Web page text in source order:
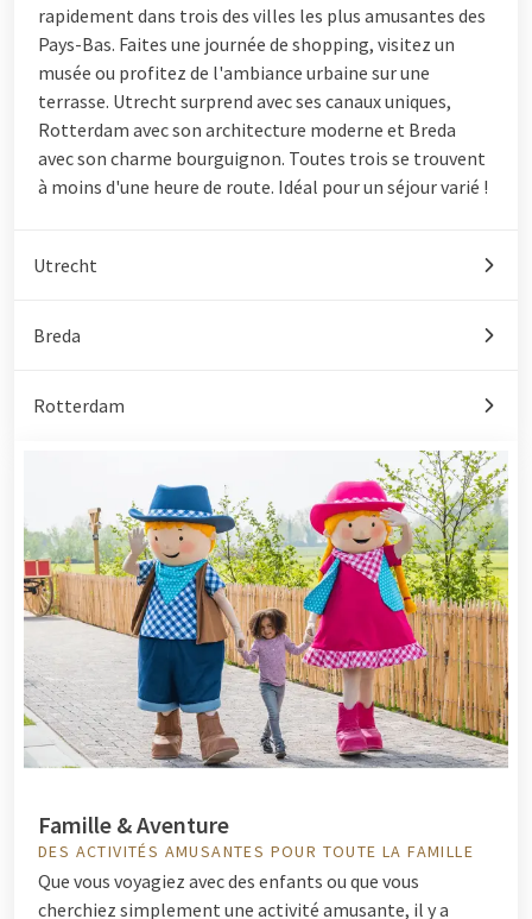
rapidement dans trois des villes les plus amusantes des
Pays-Bas. Faites une journée de shopping, visitez un
musée ou profitez de l'ambiance urbaine sur une
terrasse. Utrecht surprend avec ses canaux uniques,
Rotterdam avec son architecture moderne et Breda
avec son charme bourguignon. Toutes trois se trouvent
à moins d'une heure de route. Idéal pour un séjour varié !
Utrecht
Breda
Rotterdam
Famille & Aventure
DES ACTIVITÉS AMUSANTES POUR TOUTE LA FAMILLE
Que vous voyagiez avec des enfants ou que vous
cherchiez simplement une activité amusante, il y a